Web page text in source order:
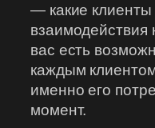
— какие клиенты
взаимодействия
вас есть
каждым
именно его
момент.